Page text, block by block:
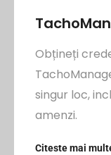
Obțineți
singur loc,
amenzi.
Citeste mai